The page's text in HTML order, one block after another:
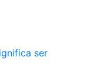
ser